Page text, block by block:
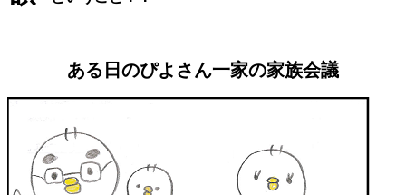
ある日のぴよさん一家の家族会議